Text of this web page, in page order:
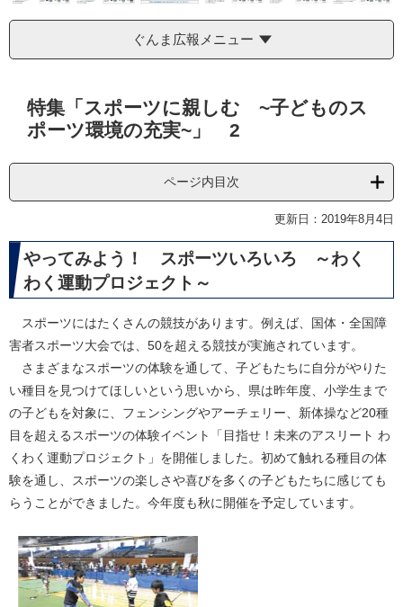
ぐんま広報メニュー
特集「スポーツに親しむ ~子どものス
ポーツ環境の充実~」 2
ページ内目次
更新日：2019年8月4日
やってみよう！ スポーツいろいろ ～わく
わく運動プロジェクト～
スポーツにはたくさんの競技があります。例えば、国体・全国障
害者スポーツ大会では、50を超える競技が実施されています。
さまざまなスポーツの体験を通して、子どもたちに自分がやりた
い種目を見つけてほしいという思いから、県は昨年度、小学生まで
の子どもを対象に、フェンシングやアーチェリー、新体操など20種
目を超えるスポーツの体験イベント「目指せ！未来のアスリート わ
くわく運動プロジェクト」を開催しました。初めて触れる種目の体
験を通し、スポーツの楽しさや喜びを多くの子どもたちに感じても
らうことができました。今年度も秋に開催を予定しています。